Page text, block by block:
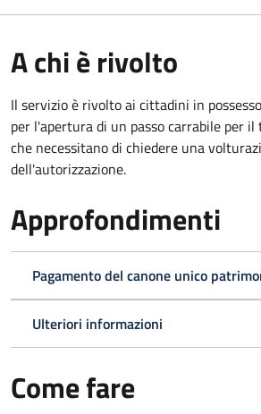
A chi è rivolto
Il servizio è rivolto ai cittadini in
per l'apertura di un passo carrabile per
che necessitano di chiedere una
dell'autorizzazione.
Approfondimenti
Pagamento del canone unico
Ulteriori informazioni
Come fare